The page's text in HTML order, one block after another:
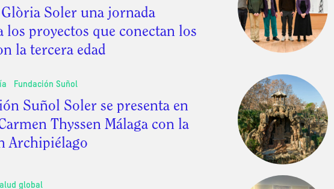
Soler una jornada
los proyectos que conectan los
la tercera edad
Fundación Suñol
Suñol Soler se presenta en
Thyssen Málaga con la
Archipiélago
global